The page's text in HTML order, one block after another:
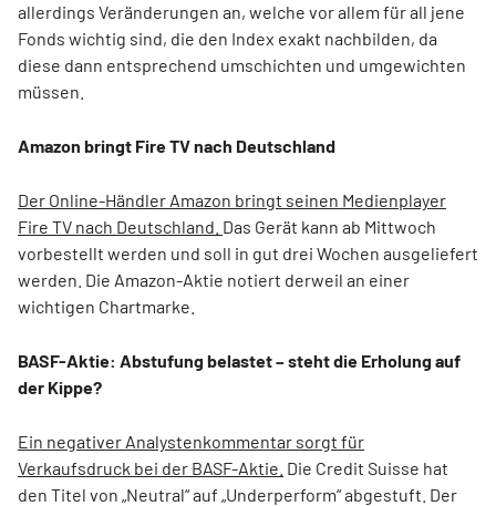
allerdings Veränderungen an, welche vor allem für all jene
Fonds wichtig sind, die den Index exakt nachbilden, da
diese dann entsprechend umschichten und umgewichten
müssen.
Amazon bringt Fire TV nach Deutschland
Der Online-Händler Amazon bringt seinen Medienplayer
Fire TV nach Deutschland. Das Gerät kann ab Mittwoch
vorbestellt werden und soll in gut drei Wochen ausgeliefert
werden. Die Amazon-Aktie notiert derweil an einer
wichtigen Chartmarke.
BASF-Aktie: Abstufung belastet – steht die Erholung auf
der Kippe?
Ein negativer Analystenkommentar sorgt für
Verkaufsdruck bei der BASF-Aktie. Die Credit Suisse hat
den Titel von „Neutral“ auf „Underperform“ abgestuft. Der